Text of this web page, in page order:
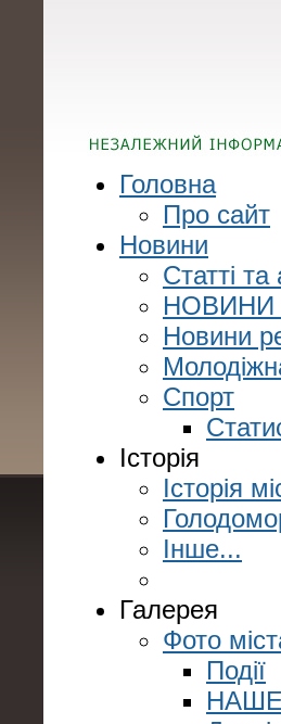
Головна
Про сайт
Новини
Статті та
НОВИНИ
Новини
Спорт
Історія
Історія
Інше...
Галерея
Фото
Події